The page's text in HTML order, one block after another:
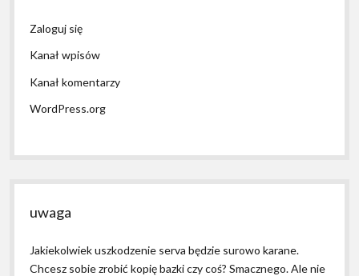
Zaloguj się
Kanał wpisów
Kanał komentarzy
WordPress.org
uwaga
Jakiekolwiek uszkodzenie serva będzie surowo karane.
Chcesz sobie zrobić kopię bazki czy coś? Smacznego. Ale nie